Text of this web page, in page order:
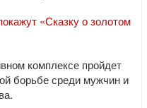
«Сказку о золотом
комплексе пройдет
борьбе среди мужчин и